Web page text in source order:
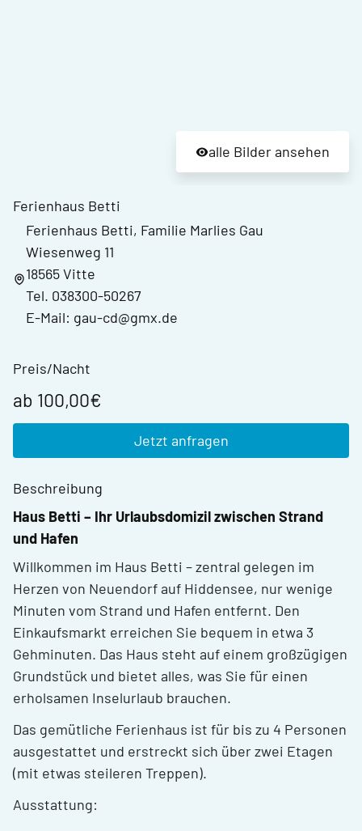
alle Bilder ansehen
Ferienhaus Betti
Ferienhaus Betti, Familie Marlies Gau
Wiesenweg 11
18565 Vitte
Tel. 038300-50267
E-Mail: gau-cd@gmx.de
Preis/Nacht
ab 100,00€
Jetzt anfragen
Beschreibung
Haus Betti – Ihr Urlaubsdomizil zwischen Strand
und Hafen
Willkommen im Haus Betti – zentral gelegen im
Herzen von Neuendorf auf Hiddensee, nur wenige
Minuten vom Strand und Hafen entfernt. Den
Einkaufsmarkt erreichen Sie bequem in etwa 3
Gehminuten. Das Haus steht auf einem großzügigen
Grundstück und bietet alles, was Sie für einen
erholsamen Inselurlaub brauchen.
Das gemütliche Ferienhaus ist für bis zu 4 Personen
ausgestattet und erstreckt sich über zwei Etagen
(mit etwas steileren Treppen).
Ausstattung: